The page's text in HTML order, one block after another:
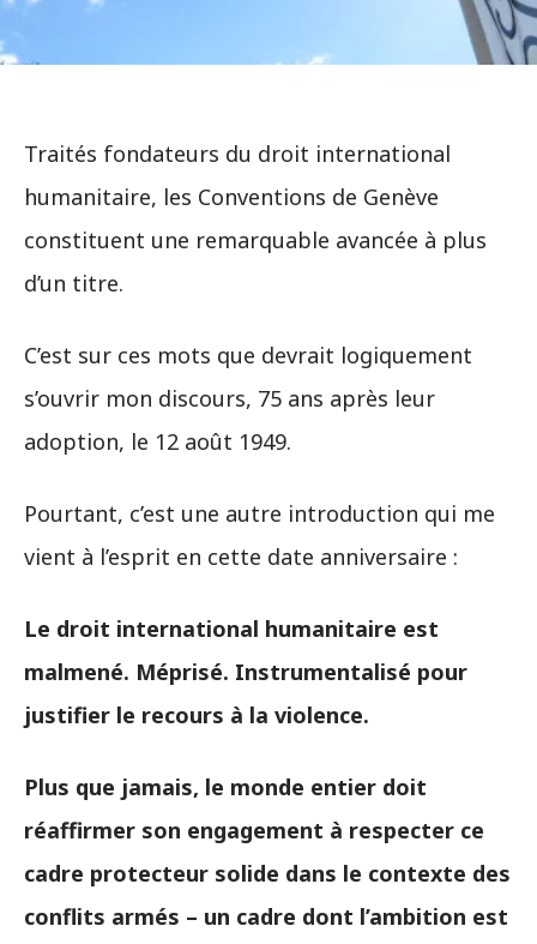
Traités fondateurs du droit international
humanitaire, les Conventions de Genève
constituent une remarquable avancée à plus
d’un titre.
C’est sur ces mots que devrait logiquement
s’ouvrir mon discours, 75 ans après leur
adoption, le 12 août 1949.
Pourtant, c’est une autre introduction qui me
vient à l’esprit en cette date anniversaire :
Le droit international humanitaire est
malmené. Méprisé. Instrumentalisé pour
justifier le recours à la violence.
Plus que jamais, le monde entier doit
réaffirmer son engagement à respecter ce
cadre protecteur solide dans le contexte des
conflits armés – un cadre dont l’ambition est